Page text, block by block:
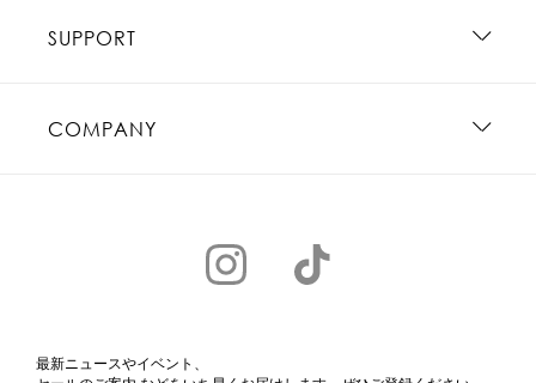
SUPPORT
COMPANY
最新ニュースやイベント、